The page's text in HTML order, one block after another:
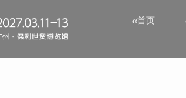
α首页